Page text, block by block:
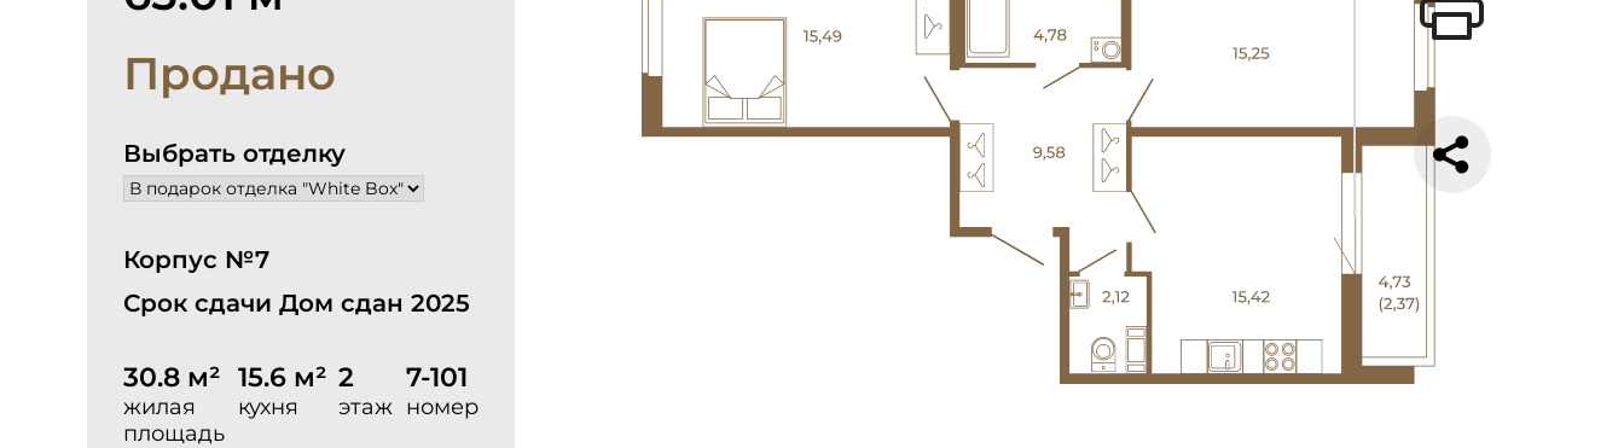
Продано
Выбрать отделку
Корпус №7
Срок сдачи Дом сдан 2025
30.8 м²
жилая
площадь
15.6 м²
кухня
2
этаж
7-101
номер